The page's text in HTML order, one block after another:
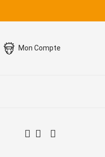
Mon Compte